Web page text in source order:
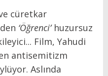
cüretkar
‘Öğrenci’ huzursuz
Film, Yahudi
antisemitizm
Aslında